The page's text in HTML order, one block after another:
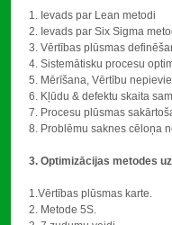
1. Ievads par Lean metodi
2. Ievads par Six Sigma
3. Vērtības plūsmas
4. Sistemātisku procesu
5. Mērīšana, Vērtību
6. Kļūdu & defektu skaita
7. Procesu plūsmas
8. Problēmu saknes cēloņa
3. Optimizācijas metodes
1.Vērtības plūsmas karte.
2. Metode 5S.